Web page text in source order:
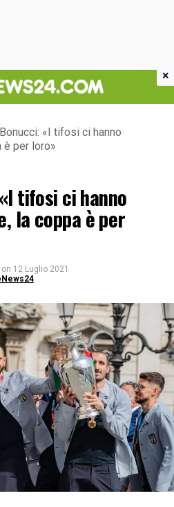
«I tifosi ci hanno
è per loro»
tifosi ci hanno
la coppa è per
on 12 Luglio 2021
×